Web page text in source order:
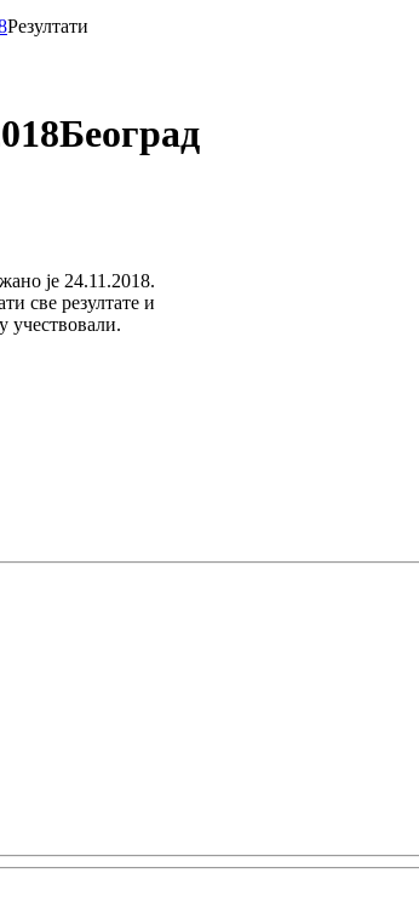
Резултати
Београд
је 24.11.2018.
све резултате и
учествовали.